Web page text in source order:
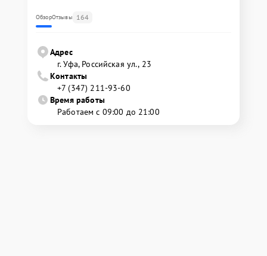
ОбзорОтзывы 164
Адрес
г. Уфа, Российская ул., 23
Контакты
+7 (347) 211-93-60
Время работы
Работаем с 09:00 до 21:00